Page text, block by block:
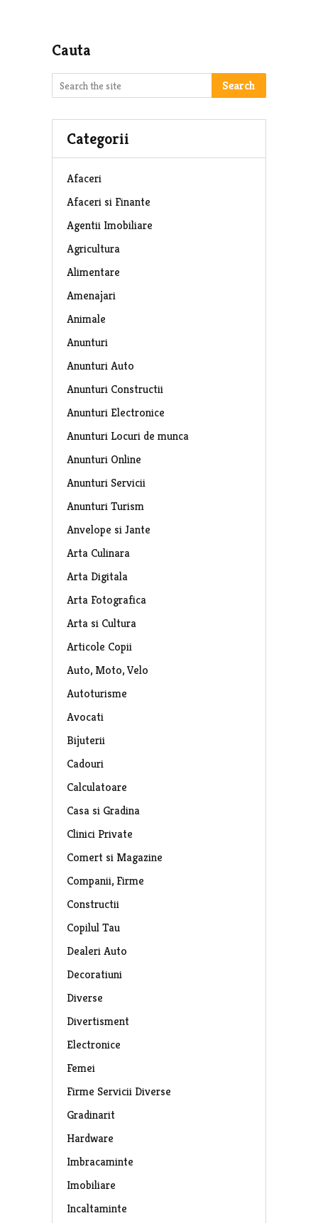
Cauta
Search
Categorii
Afaceri
Afaceri si Finante
Agentii Imobiliare
Agricultura
Alimentare
Amenajari
Animale
Anunturi
Anunturi Auto
Anunturi Constructii
Anunturi Electronice
Anunturi Locuri de munca
Anunturi Online
Anunturi Servicii
Anunturi Turism
Anvelope si Jante
Arta Culinara
Arta Digitala
Arta Fotografica
Arta si Cultura
Articole Copii
Auto, Moto, Velo
Autoturisme
Avocati
Bijuterii
Cadouri
Calculatoare
Casa si Gradina
Clinici Private
Comert si Magazine
Companii, Firme
Constructii
Copilul Tau
Dealeri Auto
Decoratiuni
Diverse
Divertisment
Electronice
Femei
Firme Servicii Diverse
Gradinarit
Hardware
Imbracaminte
Imobiliare
Incaltaminte